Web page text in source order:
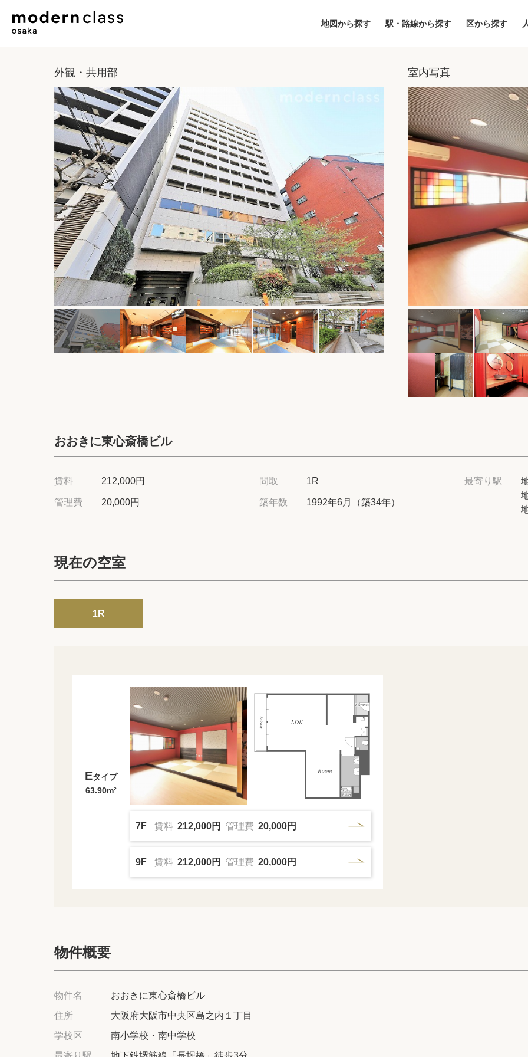
地図から探す 駅・路線から探す 区から探す
地図
区から探す
人気エリアから
アクセスランキ
閲覧履歴
保存した検索条件
店舗・スタッフ
各種お問い合わ
高級賃貸物件コラ
商標について
外観・共用部 室内写真
おおきに東心斎橋ビル
賃料 212,000円 間取 1R
管理費 20,000円 築年数 1992年6月（築34年）
最寄り駅
現在の空室
1R
Eタイプ
63.90m²
7F 賃料 212,000円 管理費 20,000円
9F 賃料 212,000円 管理費 20,000円
物件概要
物件名
おおきに東心斎橋ビル
住所
大阪府大阪市中央区島之内１丁目
学校区
南小学校・南中学校